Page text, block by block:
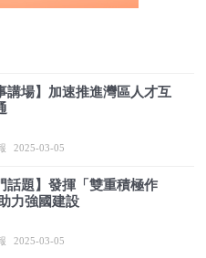
講場】加速推進灣區人才互
2025-03-05
話題】發揮「雙重積極作
力強國建設
2025-03-05